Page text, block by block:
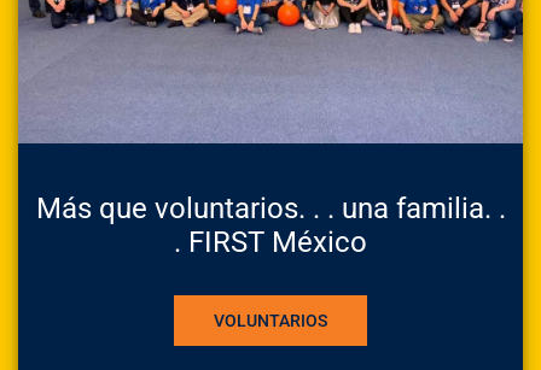
Más que voluntarios. . . una familia. .
. FIRST México
VOLUNTARIOS